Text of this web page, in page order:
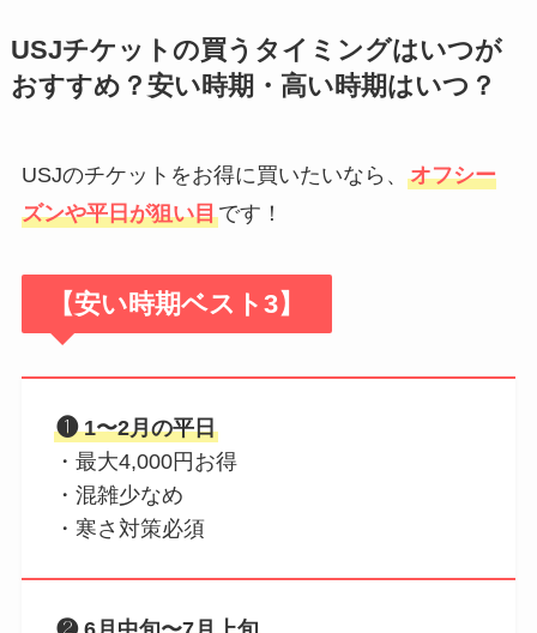
USJチケットの買うタイミングはいつが
おすすめ？安い時期・高い時期はいつ？
USJのチケットをお得に買いたいなら、 オフシー
ズンや平日が狙い目です！
【安い時期ベスト3】
❶ 1〜2月の平日
・最大4,000円お得
・混雑少なめ
・寒さ対策必須